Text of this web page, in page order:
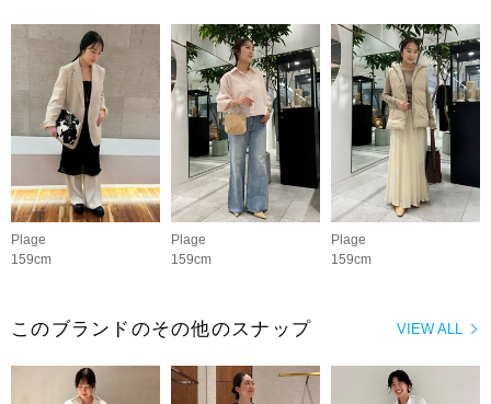
Plage
159cm
Plage
159cm
Plage
159cm
VIEW ALL
このブランドのその他のスナップ